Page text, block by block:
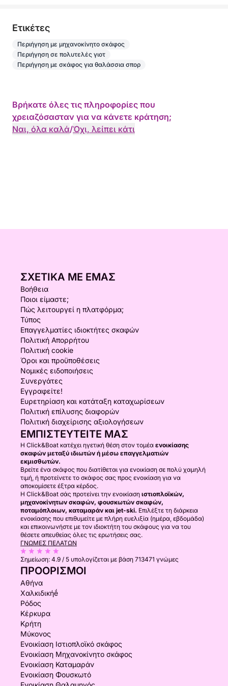
VIP έξοδο στο Σεν Τροπέ
Premium team building
Εμπειρία με μεσογειακό γιοτ
Κόλπος του Σεν Τροπέ
Pampelonne
Cap Taillat
Περιλαμβάνεται wakeboard και ρυμουλκούμενος
σωλήνας
Τζόκινγκ για θαλάσσια σπορ
Περιλαμβάνεται paddleboard
Κλιματισμός στο πλοίο
Αναχώρηση από το Σεν Τροπέ
Μια αποκλειστική μέρα που συνδυάζει άνεση,
συγκινήσεις και εξαιρετικό τοπίο για να
ανακαλύψετε τη Γαλλική Ριβιέρα με έναν μοναδικό
τρόπο.
Eτικέτες
Περιήγηση με μηχανοκίνητο σκάφος
Περιήγηση σε πολυτελές γιοτ
Περιήγηση με σκάφος για θαλάσσια σπορ
Βρήκατε όλες τις πληροφορίες που
χρειαζόσασταν για να κάνετε κράτηση;
Ναι, όλα καλά/Όχι, λείπει κάτι
ΣΧΕΤΙΚΆ ΜΕ ΕΜΆΣ
Βοήθεια
Ποιοι είμαστε;
Πώς λειτουργεί η πλατφόρμα;
Τύπος
Επαγγελματίες ιδιοκτήτες σκαφών
Πολιτική Απορρήτου
Πολιτική cookie
Όροι και προϋποθέσεις
Νομικές ειδοποιήσεις
Συνεργάτες
Εγγραφείτε!
Ευρετηρίαση και κατάταξη καταχωρίσεων
Πολιτική επίλυσης διαφορών
Πολιτική διαχείρισης αξιολογήσεων
ΕΜΠΙΣΤΕΥΤΕΊΤΕ ΜΑΣ
Η Click&Boat κατέχει ηγετική θέση στον τομέα ενοικίασης
σκαφών μεταξύ ιδιωτών ή μέσω επαγγελματιών
εκμισθωτών.
Βρείτε ένα σκάφος που διατίθεται για ενοικίαση σε πολύ χαμηλή
τιμή, ή προτείνετε το σκάφος σας προς ενοικίαση για να
αποκομίσετε έξτρα κέρδος.
Η Click&Boat σάς προτείνει την ενοικίαση ιστιοπλοϊκών,
μηχανοκίνητων σκαφών, φουσκωτών σκαφών,
ποταμόπλοιων, καταμαράν και jet-ski. Επιλέξτε τη διάρκεια
ενοικίασης που επιθυμείτε με πλήρη ευελιξία (ημέρα, εβδομάδα)
και επικοινωνήστε με τον ιδιοκτήτη του σκάφους για να του
θέσετε απευθείας όλες τις ερωτήσεις σας.
ΓΝΏΜΕΣ ΠΕΛΑΤΏΝ
Σημείωση: 4.9 / 5 υπολογίζεται με βάση 713471 γνώμες
ΠΡΟΟΡΙΣΜΟΊ
Αθήνα
Χαλκιδικήḗ
Ρόδος
Κέρκυρα
Κρήτη
Μύκονος
Ενοικίαση Ιστιοπλοϊκό σκάφος
Ενοικίαση Μηχανοκίνητο σκάφος
Ενοικίαση Καταμαράν
Ενοικίαση Φουσκωτό